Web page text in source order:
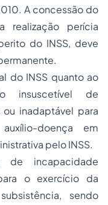
A concessão do
realização perícia
do INSS, deve
do INSS quanto ao
insuscetível de
inadaptável para
doença em
pelo INSS.
de incapacidade
o exercício da
sendo